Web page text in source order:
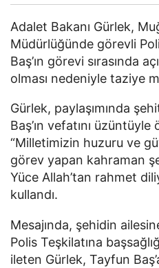
Adalet Bakanı Gürlek,
Müdürlüğünde görevli
Baş’ın görevi sırasında
olması nedeniyle taziye
Gürlek, paylaşımında
Baş’ın vefatını
“Milletimizin huzuru ve
görev yapan kahraman
Yüce Allah’tan rahmet
kullandı.
Mesajında, şehidin
Polis Teşkilatına
ileten Gürlek, Tayfun